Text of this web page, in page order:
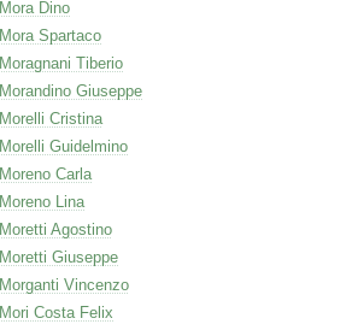
Mora Dino
Mora Spartaco
Moragnani Tiberio
Morandino Giuseppe
Morelli Cristina
Morelli Guidelmino
Moreno Carla
Moreno Lina
Moretti Agostino
Moretti Giuseppe
Morganti Vincenzo
Mori Costa Felix